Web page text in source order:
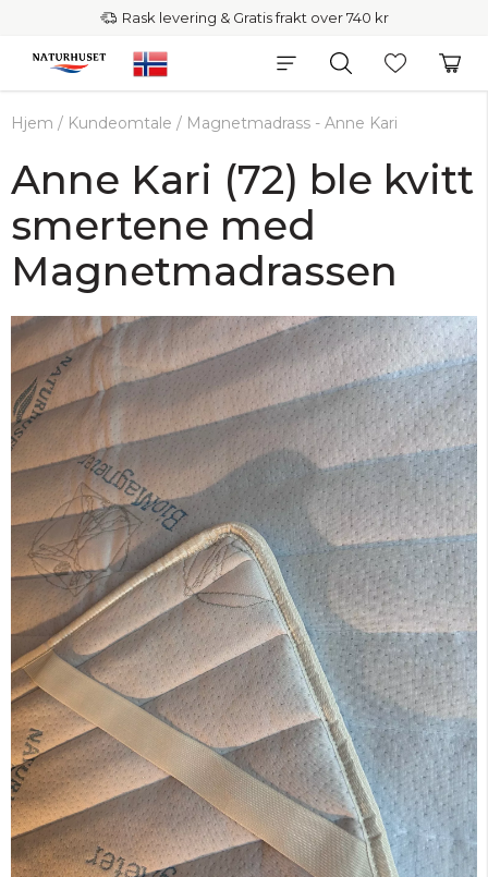
Rask levering & Gratis frakt over 740 kr
Hjem / Kundeomtale / Magnetmadrass - Anne Kari
Anne Kari (72) ble kvitt
smertene med
Magnetmadrassen